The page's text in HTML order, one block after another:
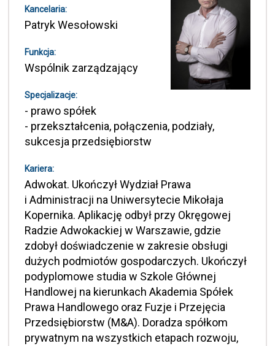
Kancelaria:
Patryk Wesołowski
Funkcja:
Wspólnik zarządzający
Specjalizacje:
- prawo spółek
- przekształcenia, połączenia, podziały,
sukcesja przedsiębiorstw
Kariera:
Adwokat. Ukończył Wydział Prawa
i Administracji na Uniwersytecie Mikołaja
Kopernika. Aplikację odbył przy Okręgowej
Radzie Adwokackiej w Warszawie, gdzie
zdobył doświadczenie w zakresie obsługi
dużych podmiotów gospodarczych. Ukończył
podyplomowe studia w Szkole Głównej
Handlowej na kierunkach Akademia Spółek
Prawa Handlowego oraz Fuzje i Przejęcia
Przedsiębiorstw (M&A). Doradza spółkom
prywatnym na wszystkich etapach rozwoju,